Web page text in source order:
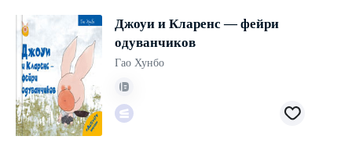
Джоуи и Кларенс — фейри
одуванчиков
Гао Хунбо